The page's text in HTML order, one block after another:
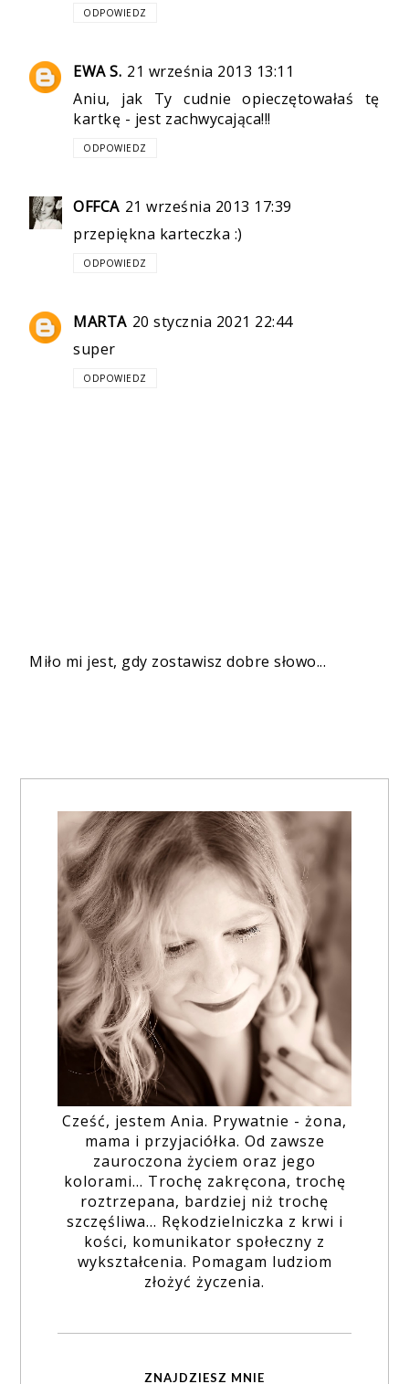
ODPOWIEDZ
EWA S. 21 września 2013 13:11
Aniu, jak Ty cudnie opieczętowałaś tę
kartkę - jest zachwycająca!!!
ODPOWIEDZ
OFFCA 21 września 2013 17:39
przepiękna karteczka :)
ODPOWIEDZ
MARTA 20 stycznia 2021 22:44
super
ODPOWIEDZ
Miło mi jest, gdy zostawisz dobre słowo...
Cześć, jestem Ania. Prywatnie - żona,
mama i przyjaciółka. Od zawsze
zauroczona życiem oraz jego
kolorami... Trochę zakręcona, trochę
roztrzepana, bardziej niż trochę
szczęśliwa... Rękodzielniczka z krwi i
kości, komunikator społeczny z
wykształcenia. Pomagam ludziom
złożyć życzenia.
ZNAJDZIESZ MNIE